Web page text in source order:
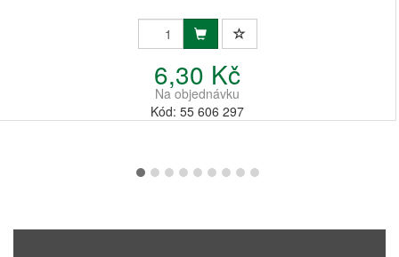
6,30 Kč
Na objednávku
Kód: 55 606 297